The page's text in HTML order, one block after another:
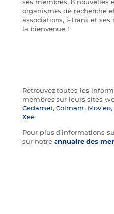
ses membres, 8 nouvelles
organismes de recherche
associations, i-Trans et
la bienvenue !
Retrouvez toutes les
membres sur leurs sites
Cedarnet, Colmant, Mov’eo,
Xee
Pour plus d’informations
sur notre annuaire des